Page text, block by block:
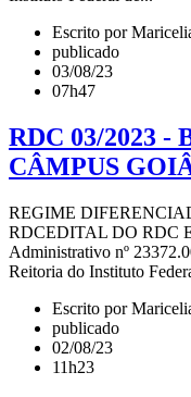
Escrito por
publicado
03/08/23
07h47
RDC 03/2023 -
CÂMPUS
REGIME
RDCEDITAL DO RDC
Administrativo nº
Reitoria do Instituto
Escrito por
publicado
02/08/23
11h23